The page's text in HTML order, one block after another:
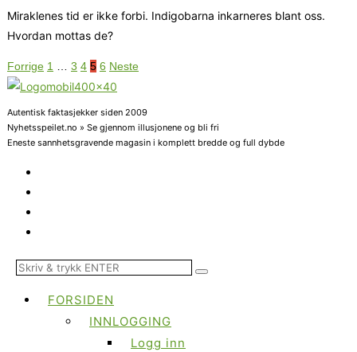
Miraklenes tid er ikke forbi. Indigobarna inkarneres blant oss.
Hvordan mottas de?
Forrige 1 … 3 4 5 6 Neste
Autentisk faktasjekker siden 2009
Nyhetsspeilet.no » Se gjennom illusjonene og bli fri
Eneste sannhetsgravende magasin i komplett bredde og full dybde
FORSIDEN
INNLOGGING
Logg inn